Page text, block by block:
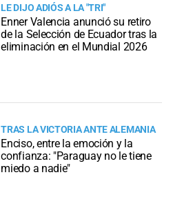
LE DIJO ADIÓS A LA "TRI"
Enner Valencia anunció su retiro
de la Selección de Ecuador tras la
eliminación en el Mundial 2026
TRAS LA VICTORIA ANTE ALEMANIA
Enciso, entre la emoción y la
confianza: "Paraguay no le tiene
miedo a nadie"